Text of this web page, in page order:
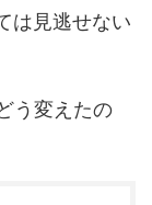
は見逃せない
う変えたの